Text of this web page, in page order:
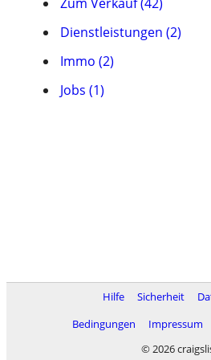
Dienstleistungen (2)
Immo (2)
Jobs (1)
Hilfe Sicherheit
Bedingungen
Impressum
© 2026